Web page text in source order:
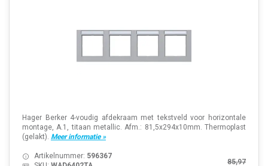
Hager Berker 4-voudig afdekraam met tekstveld voor horizontale
montage, A.1, titaan metallic. Afm.: 81,5x294x10mm. Thermoplast
(gelakt). Meer informatie »
85,97
Artikelnummer: 596367